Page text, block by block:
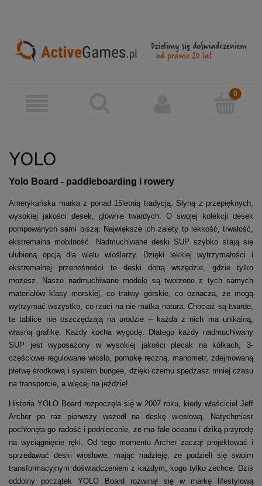
YOLO
Yolo Board - paddleboarding i rowery
Amerykańska marka z ponad 15letnią tradycją. Słyną z przepięknych,
wysokiej jakości desek, głównie twardych. O swojej kolekcji desek
pompowanych sami piszą: Największe ich zalety to lekkość, trwałość,
ekstremalna mobilność. Nadmuchiwane deski SUP szybko stają się
ulubioną opcją dla wielu wioślarzy. Dzięki lekkiej wytrzymałości i
ekstremalnej przenośności te deski dotrą wszędzie, gdzie tylko
możesz. Nasze nadmuchiwane modele są tworzone z tych samych
materiałów klasy morskiej, co tratwy górskie, co oznacza, że mogą
wytrzymać wszystko, co rzuci na nie matka natura. Chociaż są twarde,
te tablice nie oszczędzają na urodzie – każda z nich ma unikalną,
własną grafikę. Każdy kocha wygodę. Dlatego każdy nadmuchiwany
SUP jest wyposażony w wysokiej jakości plecak na kółkach, 3-
częściowe regulowane wiosło, pompkę ręczną, manometr, zdejmowaną
płetwę środkową i system bungee, dzięki czemu spędzasz mniej czasu
na transporcie, a więcej na jeździe!
Historia YOLO Board rozpoczęła się w 2007 roku, kiedy właściciel Jeff
Archer po raz pierwszy wszedł na deskę wiosłową. Natychmiast
pochłonęła go radość i podniecenie, że ma fale oceanu i dziką przyrodę
na wyciągnięcie ręki. Od tego momentu Archer zaczął projektować i
sprzedawać deski wiosłowe, mając nadzieję, że podzieli się swoim
transformacyjnym doświadczeniem z każdym, kogo tylko zechce. Dziś
oddolny początek YOLO Board rozwinął się w markę lifestylową